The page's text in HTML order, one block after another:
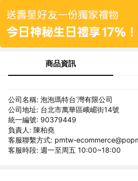
商品資訊
公司名稱: 泡泡瑪特台˙灣有限公司
公司地址: 台北市萬華區峨嵋街14號
統一編號: 90379449
負責人: 陳柏堯
客服聯繫方式: pmtw-
客服時段: 週一至周五 10:00~18:00